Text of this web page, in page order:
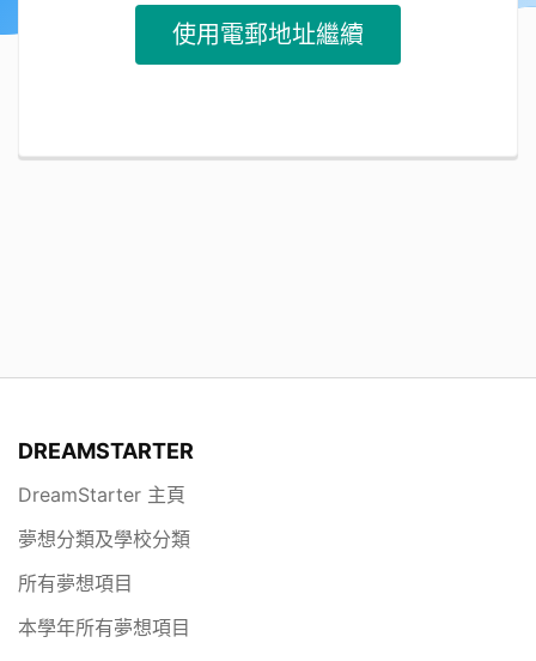
DREAMSTARTER
DreamStarter 主頁
夢想分類及學校分類
所有夢想項目
本學年所有夢想項目